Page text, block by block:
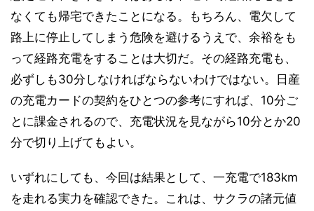
なくても帰宅できたことになる。もちろん、電欠して
路上に停止してしまう危険を避けるうえで、余裕をも
って経路充電をすることは大切だ。その経路充電も、
必ずしも30分しなければならないわけではない。日産
の充電カードの契約をひとつの参考にすれば、10分ご
とに課金されるので、充電状況を見ながら10分とか20
分で切り上げてもよい。
いずれにしても、今回は結果として、一充電で183km
を走れる実力を確認できた。これは、サクラの諸元値